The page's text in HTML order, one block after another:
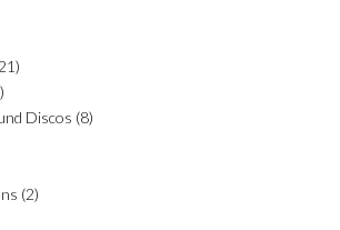
Discos (8)
(2)